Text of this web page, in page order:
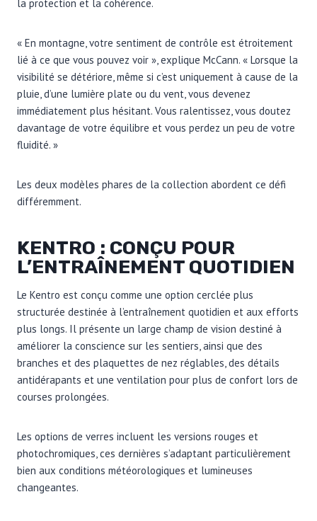
la protection et la cohérence.
« En montagne, votre sentiment de contrôle est étroitement
lié à ce que vous pouvez voir », explique McCann. « Lorsque la
visibilité se détériore, même si c’est uniquement à cause de la
pluie, d’une lumière plate ou du vent, vous devenez
immédiatement plus hésitant. Vous ralentissez, vous doutez
davantage de votre équilibre et vous perdez un peu de votre
fluidité. »
Les deux modèles phares de la collection abordent ce défi
différemment.
KENTRO : CONÇU POUR
L’ENTRAÎNEMENT QUOTIDIEN
Le Kentro est conçu comme une option cerclée plus
structurée destinée à l’entraînement quotidien et aux efforts
plus longs. Il présente un large champ de vision destiné à
améliorer la conscience sur les sentiers, ainsi que des
branches et des plaquettes de nez réglables, des détails
antidérapants et une ventilation pour plus de confort lors de
courses prolongées.
Les options de verres incluent les versions rouges et
photochromiques, ces dernières s’adaptant particulièrement
bien aux conditions météorologiques et lumineuses
changeantes.